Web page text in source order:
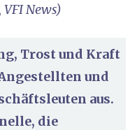
News)
Trost und Kraft
und
aus.
die